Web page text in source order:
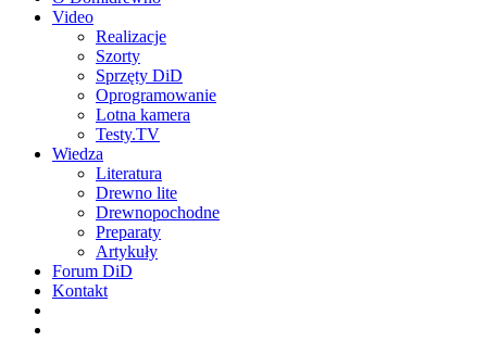
Video
Realizacje
Szorty
Sprzęty DiD
Oprogramowanie
Lotna kamera
Testy.TV
Wiedza
Literatura
Drewno lite
Drewnopochodne
Preparaty
Artykuły
Forum DiD
Kontakt